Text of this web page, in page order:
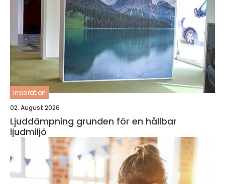
inspiration
02. August 2026
Ljuddämpning grunden för en hållbar
ljudmiljö